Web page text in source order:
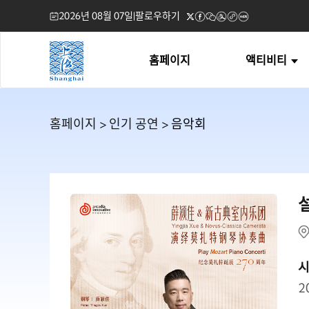
2026년 08월 07일|팔로우하기
홈페이지 액티비티
홈페이지 > 인기 공연 > 음악회